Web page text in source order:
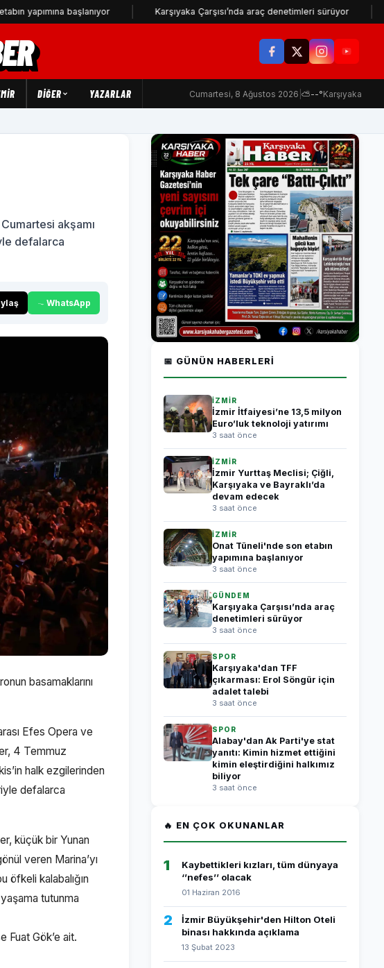
başlanıyor Karşıyaka Çarşısı’nda araç denetimleri sürüyor
DIĞER YAZARLAR Cumartesi, 8 Ağustos 2026 ⛅--°Karşıyaka
akşamı
defalarca
WhatsApp
basamaklarını
Efes Opera ve
4 Temmuz
halk ezgilerinden
defalarca
küçük bir Yunan
veren Marina’yı
öfkeli kalabalığın
tutunma
Fuat Gök’e ait.
📅 GÜNÜN HABERLERI
İZMİR
İzmir İtfaiyesi’ne 13,5 milyon
Euro’luk teknoloji yatırımı
3 saat önce
İZMİR
İzmir Yurttaş Meclisi; Çiğli,
Karşıyaka ve Bayraklı’da
devam edecek
3 saat önce
İZMİR
Onat Tüneli'nde son etabın
yapımına başlanıyor
3 saat önce
GÜNDEM
Karşıyaka Çarşısı’nda araç
denetimleri sürüyor
3 saat önce
SPOR
Karşıyaka'dan TFF
çıkarması: Erol Söngür için
adalet talebi
3 saat önce
SPOR
Alabay'dan Ak Parti'ye stat
yanıtı: Kimin hizmet ettiğini
kimin eleştirdiğini halkımız
biliyor
3 saat önce
🔥 EN ÇOK OKUNANLAR
1
Kaybettikleri kızları, tüm dünyaya
‘’nefes’’ olacak
01 Haziran 2016
2
İzmir Büyükşehir'den Hilton Oteli
binası hakkında açıklama
13 Şubat 2023